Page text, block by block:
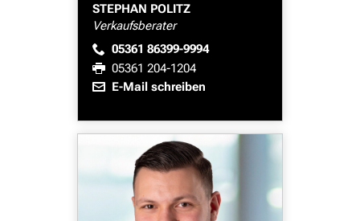
STEPHAN POLITZ
Verkaufsberater
05361 86399-9994
05361 204-1204
E-Mail schreiben